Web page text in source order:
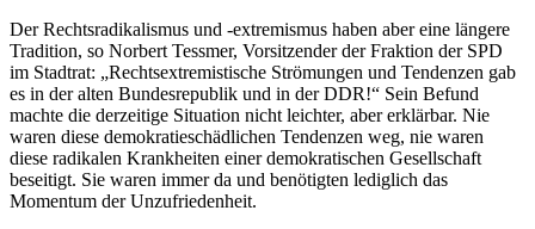
Der Rechtsradikalismus und -extremismus haben aber eine längere
Tradition, so Norbert Tessmer, Vorsitzender der Fraktion der SPD
im Stadtrat: „Rechtsextremistische Strömungen und Tendenzen gab
es in der alten Bundesrepublik und in der DDR!“ Sein Befund
machte die derzeitige Situation nicht leichter, aber erklärbar. Nie
waren diese demokratieschädlichen Tendenzen weg, nie waren
diese radikalen Krankheiten einer demokratischen Gesellschaft
beseitigt. Sie waren immer da und benötigten lediglich das
Momentum der Unzufriedenheit.